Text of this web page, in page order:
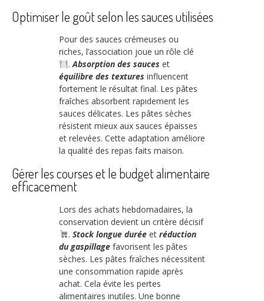
Optimiser le goût selon les sauces utilisées
Pour des sauces crémeuses ou
riches, l’association joue un rôle clé
.Absorption des sauces et
équilibre des textures influencent
fortement le résultat final. Les pâtes
fraîches absorbent rapidement les
sauces délicates. Les pâtes sèches
résistent mieux aux sauces épaisses
et relevées. Cette adaptation améliore
la qualité des repas faits maison.
Gérer les courses et le budget alimentaire
efficacement
Lors des achats hebdomadaires, la
conservation devient un critère décisif
. Stock longue duréeet réduction
du gaspillage favorisent les pâtes
sèches. Les pâtes fraîches nécessitent
une consommation rapide après
achat. Cela évite les pertes
alimentaires inutiles. Une bonne